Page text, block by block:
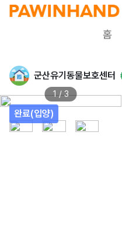
홈
군산유기동물보호센터
완료(입양)
1 / 3